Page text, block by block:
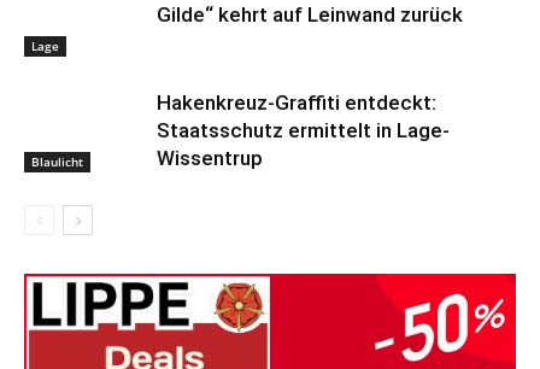
Lage
Gilde“ kehrt auf Leinwand zurück
Blaulicht
Hakenkreuz-Graffiti entdeckt:
Staatsschutz ermittelt in Lage-
Wissentrup